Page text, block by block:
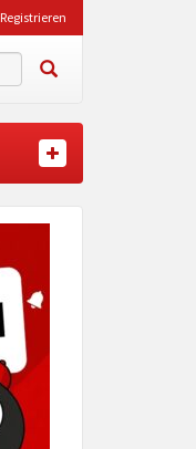
Registrieren